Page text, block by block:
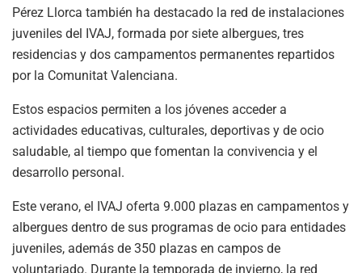
Pérez Llorca también ha destacado la red de instalaciones
juveniles del IVAJ, formada por siete albergues, tres
residencias y dos campamentos permanentes repartidos
por la Comunitat Valenciana.
Estos espacios permiten a los jóvenes acceder a
actividades educativas, culturales, deportivas y de ocio
saludable, al tiempo que fomentan la convivencia y el
desarrollo personal.
Este verano, el IVAJ oferta 9.000 plazas en campamentos y
albergues dentro de sus programas de ocio para entidades
juveniles, además de 350 plazas en campos de
voluntariado. Durante la temporada de invierno, la red